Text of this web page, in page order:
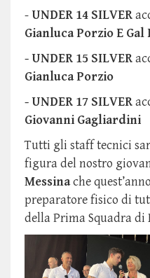
-UNDER 14 SILVER
Gianluca Porzio E Gal
- UNDER 15 SILVER
Gianluca Porzio
- UNDER 17 SILVER
Giovanni Gagliardini
Tutti gli staff tecnici
figura del nostro
Messinache
preparatore fisico di
della Prima Squadra di